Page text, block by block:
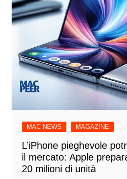
MAC NEWS MAGAZINE
L’iPhone pieghevole
il mercato: Apple
20 milioni di unità